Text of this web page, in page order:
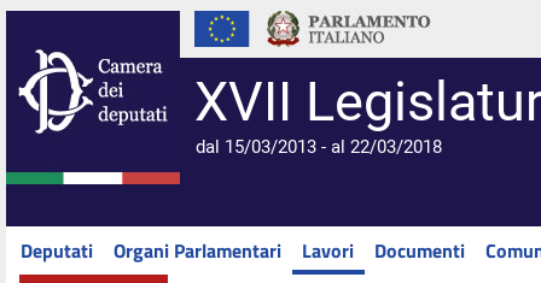
XVII
dal 15/03/2013 - al 22/03/2018
Deputati Organi Parlamentari Lavori Documenti